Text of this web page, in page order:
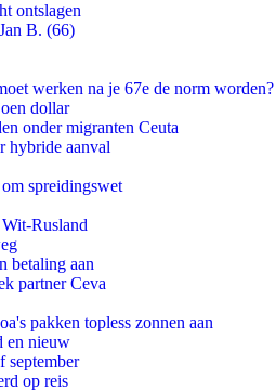
ontslagen
B. (66)
werken na je 67e de norm worden?
dollar
onder migranten Ceuta
hybride aanval
spreidingswet
Rusland
betaling aan
partner Ceva
pakken topless zonnen aan
en nieuw
september
op reis